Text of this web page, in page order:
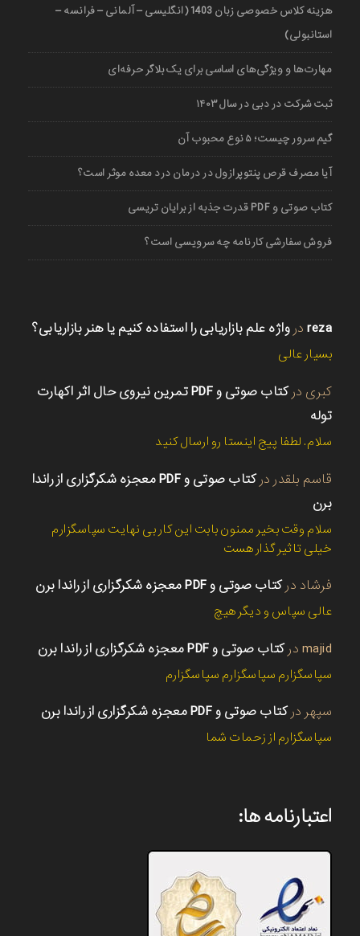
هزینه کلاس خصوصی زبان 1403 (انگلیسی – آلمانی – فرانسه –
استانبولی)
مهارت‌ها و ویژگی‌های اساسی برای یک بلاگر حرفه‌ای
ثبت شرکت در دبی در سال ۱۴۰۳
گیم سرور چیست؛ ۵ نوع محبوب آن
آیا مصرف قرص پنتوپرازول در درمان درد معده موثر است؟
کتاب صوتی و PDF قدرت جذبه از برایان تریسی
فروش سفارشی کارنامه چه سرویسی است؟
reza در واژه علم بازاریابی را استفاده کنیم یا هنر بازاریابی؟
بسیار عالی
کبری در
کتاب صوتی و PDF تمرین نیروی حال اثر اکهارت
توله
سلام. لطفا پیج اینستا رو ارسال کنید
قاسم بلقدر در
کتاب صوتی و PDF معجزه شکرگزاری از راندا
برن
سلام وقت بخیر ممنون بابت این کار بی نهایت سپاسگزارم
خیلی تاثیر گذار هست
فرشاد درکتاب صوتی و PDF معجزه شکرگزاری از راندا برن
عالی سپاس و دیگر هیچ
majid درکتاب صوتی و PDF معجزه شکرگزاری از راندا برن
سپاسگزارم سپاسگزارم سپاسگزارم
سپهر درکتاب صوتی و PDF معجزه شکرگزاری از راندا برن
سپاسگزارم از زحمات شما
اعتبارنامه ها: